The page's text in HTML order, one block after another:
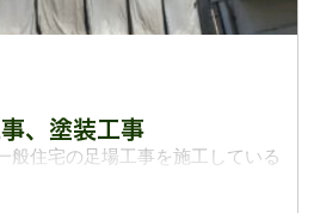
、塗装工事
般住宅の足場工事を施工している